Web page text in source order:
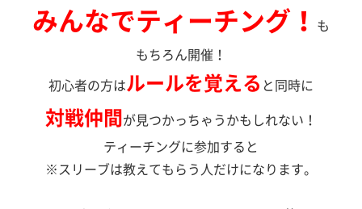
みんなでティーチング！ も
もちろん開催！
初心者の方はルールを覚える と同時に
対戦仲間が見つかっちゃうかもしれない！
ティーチングに参加すると
※スリーブは教えてもらう人だけになります。